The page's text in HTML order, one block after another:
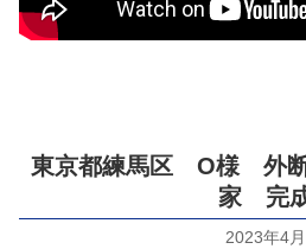
東京都練馬区 O様 外断
家 完
2023年4月